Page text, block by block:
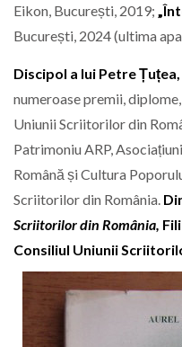
Eikon, București, 2019;
București, 2024 (ultima
Discipol a lui Petre
numeroase premii,
Uniunii Scriitorilor din
Patrimoniu ARP,
Română și Cultura
Scriitorilor din România.
Scriitorilor din România,
Consiliul Uniunii